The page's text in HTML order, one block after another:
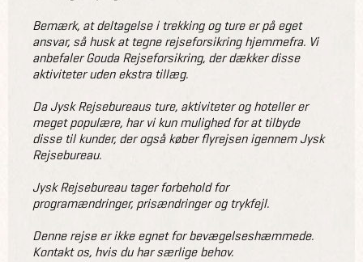
Bemærk, at deltagelse i trekking og ture er på eget
ansvar, så husk at tegne rejseforsikring hjemmefra. Vi
anbefaler Gouda Rejseforsikring, der dækker disse
aktiviteter uden ekstra tillæg.
Da Jysk Rejsebureaus ture, aktiviteter og hoteller er
meget populære, har vi kun mulighed for at tilbyde
disse til kunder, der også køber flyrejsen igennem Jysk
Rejsebureau.
Jysk Rejsebureau tager forbehold for
programændringer, prisændringer og trykfejl.
Denne rejse er ikke egnet for bevægelseshæmmede.
Kontakt os, hvis du har særlige behov.